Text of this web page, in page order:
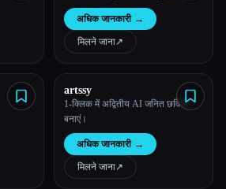
अधिक जानकारी →
मिलने जाना↗︎
artssy
1-क्लिक में अद्वितीय AI जनित छवियां
बनाएं।
अधिक जानकारी →
मिलने जाना↗︎